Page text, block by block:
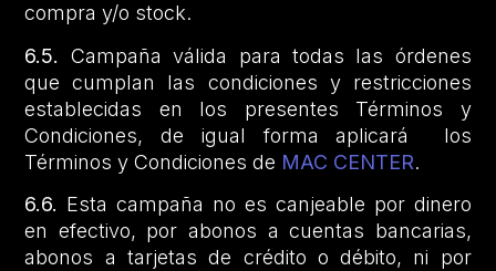
compra y/o stock.
6.5.
Campaña válida para todas las órdenes
que cumplan las condiciones y restricciones
establecidas en los presentes Términos y
Condiciones, de igual forma aplicará los
Términos y Condiciones de MAC CENTER.
6.6. Esta campaña no es canjeable por dinero
en efectivo, por abonos a cuentas bancarias,
abonos a tarjetas de crédito o débito, ni por